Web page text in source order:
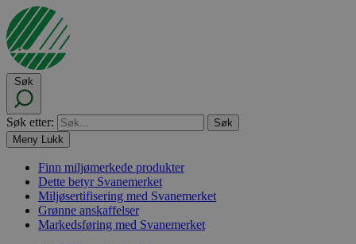
Søk
Søk etter:
Meny Lukk
Finn miljømerkede produkter
Dette betyr Svanemerket
Miljøsertifisering med Svanemerket
Grønne anskaffelser
Markedsføring med Svanemerket